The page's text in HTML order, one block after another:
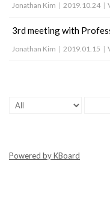
Jonathan Kim | 2019.10.24 |
3rd meeting with
Jonathan Kim | 2019.01.15 |
Powered by KBoard